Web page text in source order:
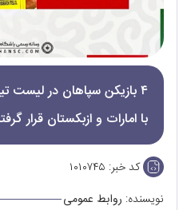
۴ بازیکن سپاهان در لیست
با امارات و ازبکستان قرار
کد خبر: ۱۰۱۰۷۴۵
نویسنده: روابط عمومی